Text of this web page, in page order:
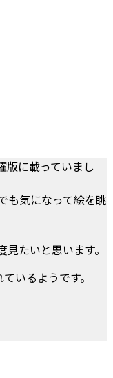
版に載っていまし
も気になって絵を眺
たいと思います。
いるようです。